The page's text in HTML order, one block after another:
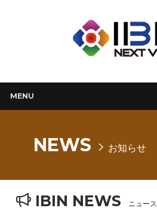
MENU
NEWS お知らせ
IBIN NEWS ニュース